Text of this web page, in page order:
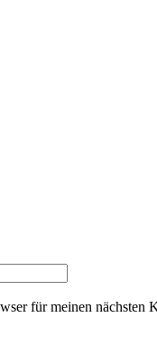
für meinen nächsten